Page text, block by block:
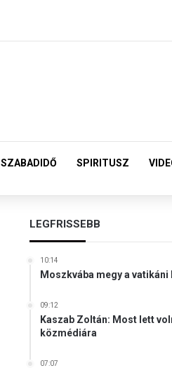
SZABADIDŐ SPIRITUSZ
LEGFRISSEBB
10:14
Moszkvába megy a
09:12
Kaszab Zoltán: Most lett
közmédiára
07:07